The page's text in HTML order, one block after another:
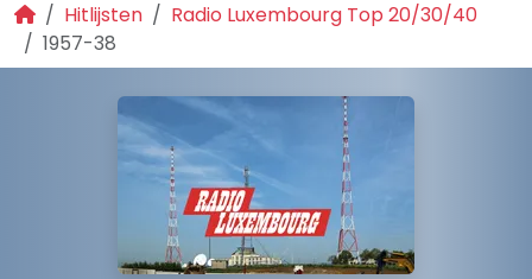
Hitlijsten
Radio Luxembourg Top 20/30/40
1957-38